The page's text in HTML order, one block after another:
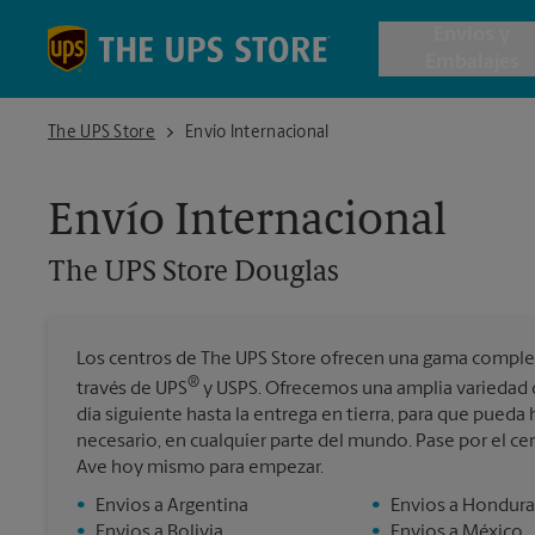
Envío
The UPS Store
The UPS Store DouglasEnvío Internacional
Envío Internacional
The UPS Store Douglas
Los centros de The UPS Store ofrecen una gama
través de UPS® y USPS. Ofrecemos una amplia
día siguiente hasta la entrega en tierra, para que pueda
necesario, en cualquier parte del mundo. Pase por el
Ave hoy mismo para empezar.
•
Envios a Argentina
•
Envios a